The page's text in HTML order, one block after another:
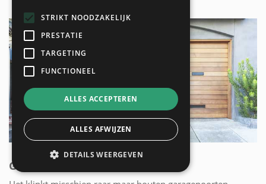
GARAGEPOORTEN
STRIKT NOODZAKELIJK
PRESTATIE
TARGETING
FUNCTIONEEL
ALLES ACCEPTEREN
ALLES AFWIJZEN
DETAILS WEERGEVEN